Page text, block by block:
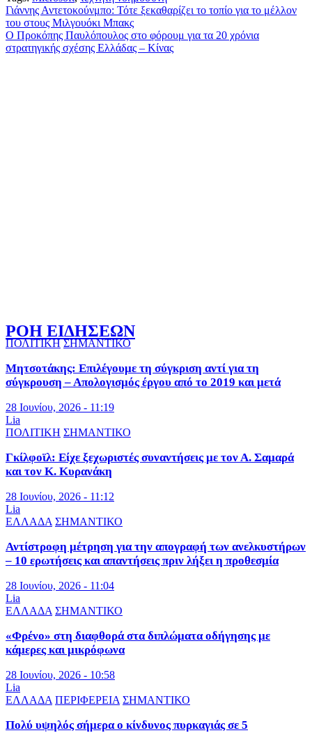
Πλοήγηση
άρθρων
Γιάννης Αντετοκούνμπο: Τότε ξεκαθαρίζει το τοπίο για το μέλλον
του στους Μιλγουόκι Μπακς
Ο Προκόπης Παυλόπουλος στο φόρουμ για τα 20 χρόνια
στρατηγικής σχέσης Ελλάδας – Κίνας
ΡΟΗ ΕΙΔΗΣΕΩΝ
ΠΟΛΙΤΙΚΗ ΣΗΜΑΝΤΙΚΟ
Μητσοτάκης: Επιλέγουμε τη σύγκριση αντί για τη
σύγκρουση – Απολογισμός έργου από το 2019 και μετά
28 Ιουνίου, 2026 - 11:19
Lia
ΠΟΛΙΤΙΚΗ ΣΗΜΑΝΤΙΚΟ
Γκίλφοϊλ: Είχε ξεχωριστές συναντήσεις με τον Α. Σαμαρά
και τον Κ. Κυρανάκη
28 Ιουνίου, 2026 - 11:12
Lia
ΕΛΛΑΔΑ ΣΗΜΑΝΤΙΚΟ
Αντίστροφη μέτρηση για την απογραφή των ανελκυστήρων
– 10 ερωτήσεις και απαντήσεις πριν λήξει η προθεσμία
28 Ιουνίου, 2026 - 11:04
Lia
ΕΛΛΑΔΑ ΣΗΜΑΝΤΙΚΟ
«Φρένο» στη διαφθορά στα διπλώματα οδήγησης με
κάμερες και μικρόφωνα
28 Ιουνίου, 2026 - 10:58
Lia
ΕΛΛΑΔΑ ΠΕΡΙΦΕΡΕΙΑ ΣΗΜΑΝΤΙΚΟ
Πολύ υψηλός σήμερα ο κίνδυνος πυρκαγιάς σε 5